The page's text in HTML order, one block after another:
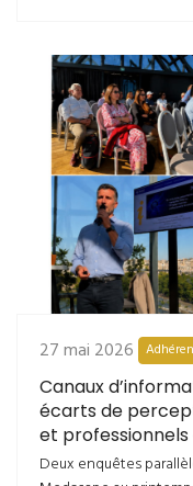
27 mai 2026
Canaux
écarts de
et professionnels
Deux enquêtes